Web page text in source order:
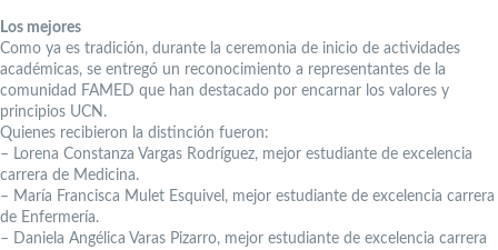
Los mejores
Como ya es tradición, durante la ceremonia de inicio de actividades
académicas, se entregó un reconocimiento a representantes de la
comunidad FAMED que han destacado por encarnar los valores y
principios UCN.
Quienes recibieron la distinción fueron:
– Lorena Constanza Vargas Rodríguez, mejor estudiante de excelencia
carrera de Medicina.
– María Francisca Mulet Esquivel, mejor estudiante de excelencia carrera
de Enfermería.
– Daniela Angélica Varas Pizarro, mejor estudiante de excelencia carrera